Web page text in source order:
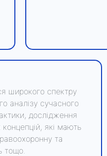
широкого спектру
аналізу сучасного
дослідження
які мають
та
тощо.